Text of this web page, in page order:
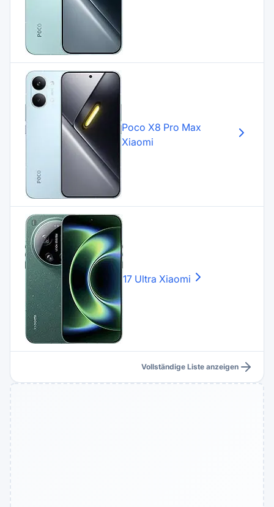
Poco X8 Pro Max
Xiaomi
17 Ultra Xiaomi
Vollständige Liste anzeigen